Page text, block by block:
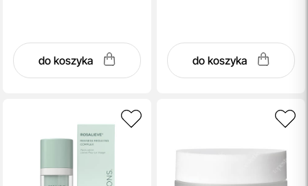
do koszyka do koszyka